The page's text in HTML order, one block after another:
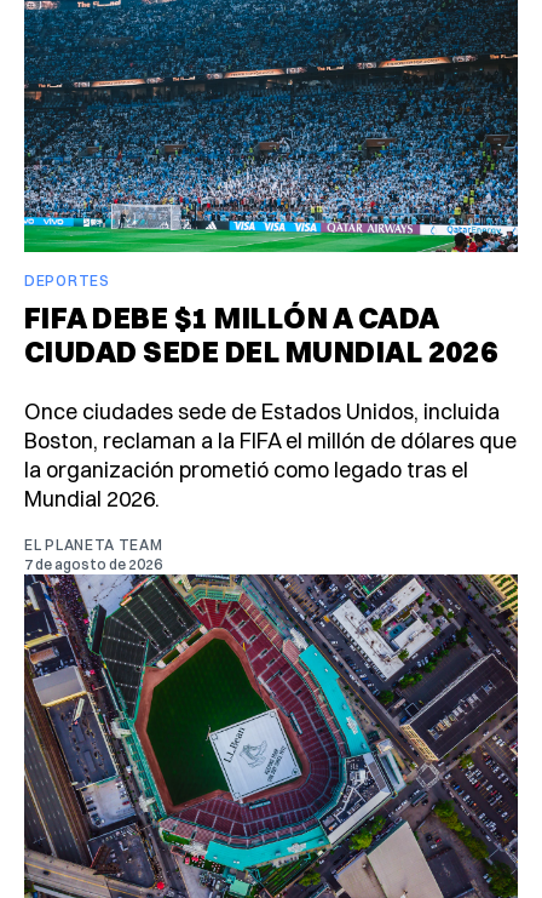
DEPORTES
FIFA DEBE $1 MILLÓN A CADA
CIUDAD SEDE DEL MUNDIAL 2026
Once ciudades sede de Estados Unidos, incluida
Boston, reclaman a la FIFA el millón de dólares que
la organización prometió como legado tras el
Mundial 2026.
EL PLANETA TEAM
7 de agosto de 2026